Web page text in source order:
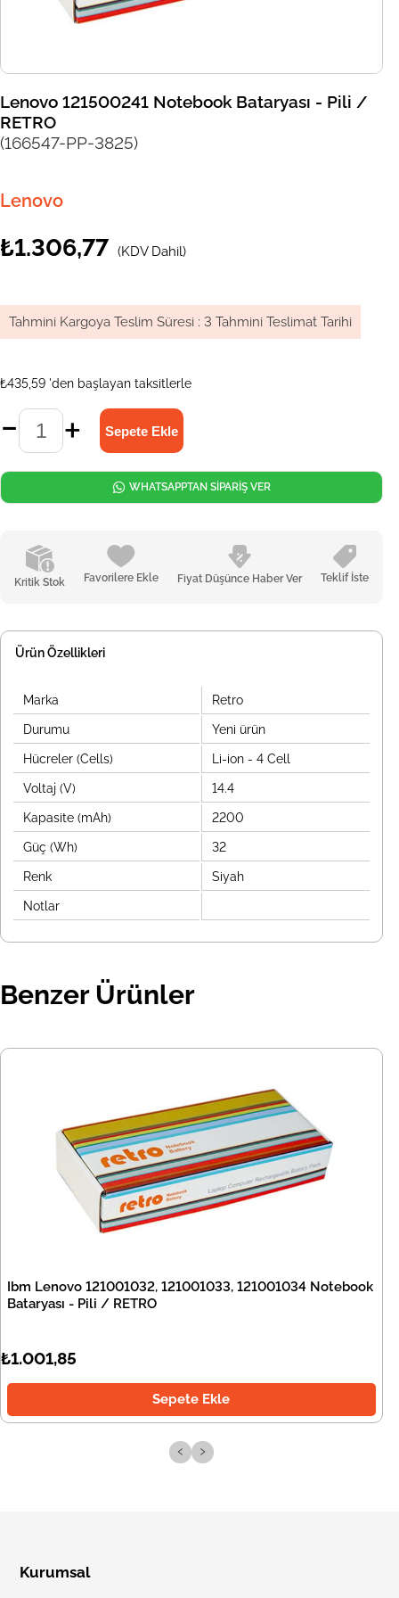
Lenovo 121500241 Notebook Bataryası - Pili /
RETRO
(166547-PP-3825)
Lenovo
₺1.306,77 (KDV Dahil)
Tahmini Kargoya Teslim Süresi : 3 Tahmini Teslimat Tarihi
₺435,59 'den başlayan taksitlerle
Kritik Stok Favorilere Ekle Fiyat Düşünce Haber Ver Teklif İste
WHATSAPPTAN SİPARİŞ VER
Ürün Özellikleri
Marka Retro
Durumu Yeni ürün
Hücreler (Cells) Li-ion - 4 Cell
Voltaj (V) 14.4
Kapasite (mAh) 2200
Güç (Wh) 32
Renk Siyah
Notlar
Benzer Ürünler
Ibm Lenovo 121001032, 121001033, 121001034 Notebook
Bataryası - Pili / RETRO
₺1.001,85
Sepete Ekle
‹ ›
Kurumsal